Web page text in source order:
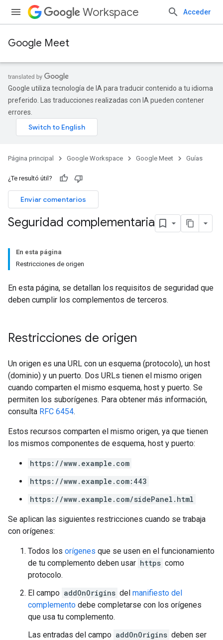
Workspace Acceder
Google Meet
Google utiliza tecnología de IA para traducir contenido a tu idioma
preferido. Las traducciones realizadas con IA pueden contener
errores.
Página principal Google Workspace Google Meet Guías
¿Te resultó útil?
Enviar comentarios
Seguridad complementaria
En esta página
Restricciones de origen
En esta página, se detallan los requisitos de seguridad que
deben cumplir los complementos de terceros.
Restricciones de origen
Un origen es una URL con un esquema (protocolo), un host
(dominio) y un puerto. Dos URLs tienen el mismo origen
cuando comparten el mismo esquema, host y puerto. Se
permiten los suborígenes. Para obtener más información,
consulta RFC 6454.
Estos recursos comparten el mismo origen, ya que tienen
los mismos componentes de esquema, host y puerto:
https://www.example.com
https://www.example.com:443
https://www.example.com/sidePanel.html
Se aplican las siguientes restricciones cuando se trabaja
con orígenes:
Todos los orígenes que se usen en el funcionamiento
de tu complemento deben usar https como
protocolo.
El campo addOnOrigins del manifiesto del
complemento debe completarse con los orígenes
que usa tu complemento.
Las entradas del campo addOnOrigins deben ser